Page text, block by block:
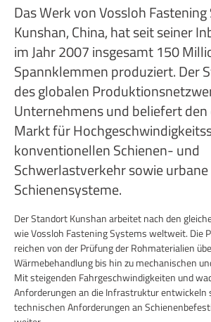
Das Werk von Vossloh
Kunshan, China, hat seit seiner
im Jahr 2007 insgesamt 150
Spannklemmen produziert. Der
des globalen
Unternehmens und beliefert den
Markt für
konventionellen Schienen- und
Schwerlastverkehr sowie urbane
Schienensysteme.
Der Standort Kunshan arbeitet nach den
wie Vossloh Fastening Systems weltweit. Die
reichen von der Prüfung der Rohmaterialien
Wärmebehandlung bis hin zu mechanischen
Mit steigenden Fahrgeschwindigkeiten und
Anforderungen an die Infrastruktur entwickeln
technischen Anforderungen an